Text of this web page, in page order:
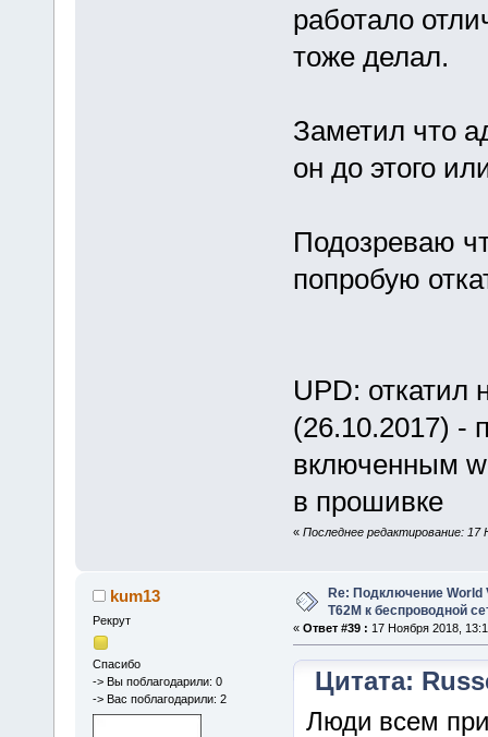
работало
тоже делал.
Заметил что
он до этого
Подозреваю
попробую
UPD: откатил
(26.10.2017) -
включенным
в прошивке
« Последнее редактирование: 17
kum13
Рекрут
Спасибо
-> Вы поблагодарили: 0
-> Вас поблагодарили: 2
Re: Подключение World
Т62М к беспроводной
« Ответ #39 : 17 Ноября 2018,
Цитата:
Люди всем